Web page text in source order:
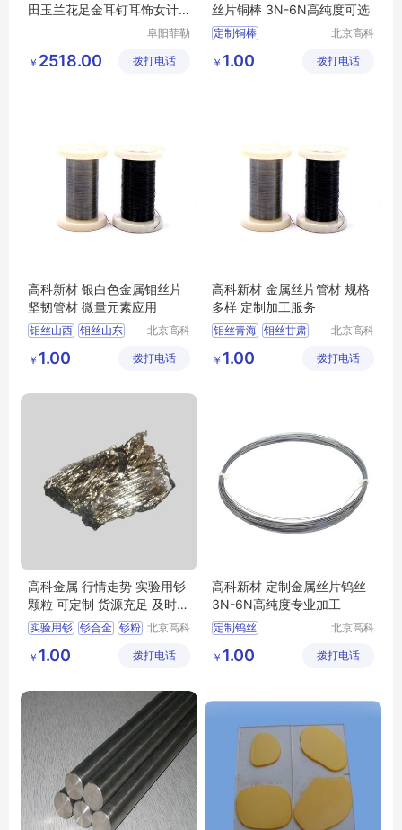
田玉兰花足金耳钉耳饰女计
阜阳菲勒
公司
￥ 2518.00 拨打电话
丝片铜棒 3N-6N高纯度可选
定制铜棒
高纯铜棒
北京高科
技有限公
￥ 1.00 拨打电话
高科新材 银白色金属钼丝片
坚韧管材 微量元素应用
钼丝山西 钼丝山东
钼丝合肥
北京高科
技有限公
￥ 1.00 拨打电话
高科新材 金属丝片管材 规格
多样 定制加工服务
钼丝青海 钼丝甘肃
钼丝济南
北京高科
技有限公
￥ 1.00 拨打电话
高科金属 行情走势 实验用钐
颗粒 可定制 货源充足 及时发
货
实验用钐 钐合金 钐粉 北京高科
技有限公
￥ 1.00 拨打电话
高科新材 定制金属丝片钨丝
3N-6N高纯度专业加工
定制钨丝
高纯钨丝
北京高科
技有限公
￥ 1.00 拨打电话